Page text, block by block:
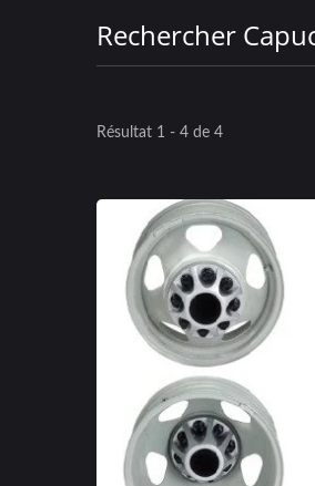
Rechercher
Résultat 1 - 4 de 4